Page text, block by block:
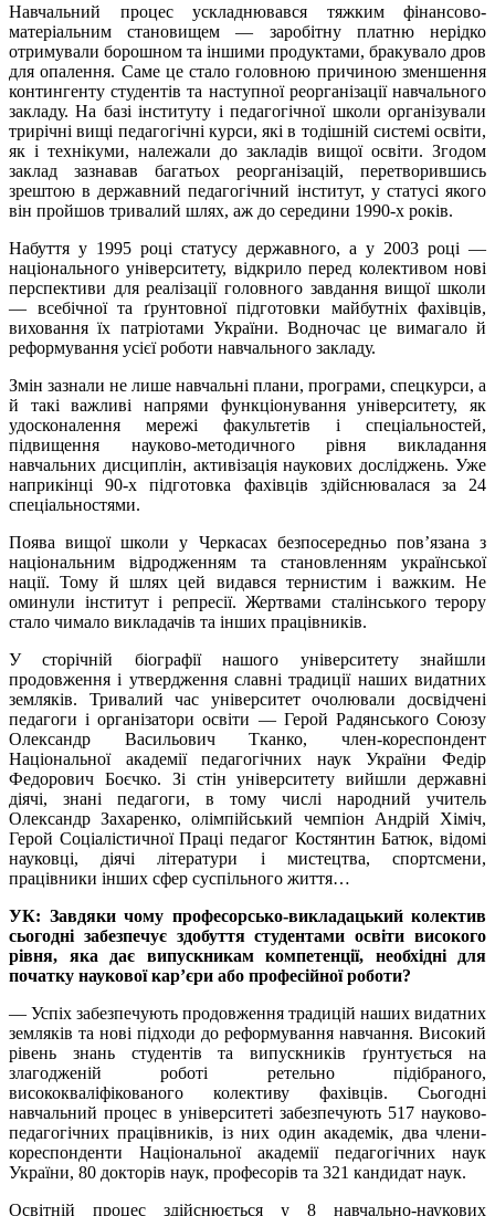
Навчальний процес ускладнювався тяжким фінансово-
матеріальним становищем — заробітну платню нерідко
отримували борошном та іншими продуктами, бракувало дров
для опалення. Саме це стало головною причиною зменшення
контингенту студентів та наступної реорганізації навчального
закладу. На базі інституту і педагогічної школи організували
трирічні вищі педагогічні курси, які в тодішній системі освіти,
як і технікуми, належали до закладів вищої освіти. Згодом
заклад зазнавав багатьох реорганізацій, перетворившись
зрештою в державний педагогічний інститут, у статусі якого
він пройшов тривалий шлях, аж до середини 1990-х років.
Набуття у 1995 році статусу державного, а у 2003 році —
національного університету, відкрило перед колективом нові
перспективи для реалізації головного завдання вищої школи
— всебічної та ґрунтовної підготовки майбутніх фахівців,
виховання їх патріотами України. Водночас це вимагало й
реформування усієї роботи навчального закладу.
Змін зазнали не лише навчальні плани, програми, спецкурси, а
й такі важливі напрями функціонування університету, як
удосконалення мережі факультетів і спеціальностей,
підвищення науково-методичного рівня викладання
навчальних дисциплін, активізація наукових досліджень. Уже
наприкінці 90-х підготовка фахівців здійснювалася за 24
спеціальностями.
Поява вищої школи у Черкасах безпосередньо пов’язана з
національним відродженням та становленням української
нації. Тому й шлях цей видався тернистим і важким. Не
оминули інститут і репресії. Жертвами сталінського терору
стало чимало викладачів та інших працівників.
У сторічній біографії нашого університету знайшли
продовження і утвердження славні традиції наших видатних
земляків. Тривалий час університет очолювали досвідчені
педагоги і організатори освіти — Герой Радянського Союзу
Олександр Васильович Тканко, член-кореспондент
Національної академії педагогічних наук України Федір
Федорович Боєчко. Зі стін університету вийшли державні
діячі, знані педагоги, в тому числі народний учитель
Олександр Захаренко, олімпійський чемпіон Андрій Хіміч,
Герой Соціалістичної Праці педагог Костянтин Батюк, відомі
науковці, діячі літератури і мистецтва, спортсмени,
працівники інших сфер суспільного життя…
УК: Завдяки чому професорсько-викладацький колектив
сьогодні забезпечує здобуття студентами освіти високого
рівня, яка дає випускникам компетенції, необхідні для
початку наукової кар’єри або професійної роботи?
— Успіх забезпечують продовження традицій наших видатних
земляків та нові підходи до реформування навчання. Високий
рівень знань студентів та випускників ґрунтується на
злагодженій роботі ретельно підібраного,
висококваліфікованого колективу фахівців. Сьогодні
навчальний процес в університеті забезпечують 517 науково-
педагогічних працівників, із них один академік, два члени-
кореспонденти Національної академії педагогічних наук
України, 80 докторів наук, професорів та 321 кандидат наук.
Освітній процес здійснюється у 8 навчально-наукових